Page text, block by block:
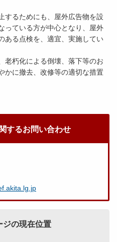
るためにも、屋外広告物を設
っている方が中心となり、屋外
ある点検を、適宜、実施してい
朽化による倒壊、落下等のお
かに撤去、改修等の適切な措置
するお問い合わせ
ジの現在位置